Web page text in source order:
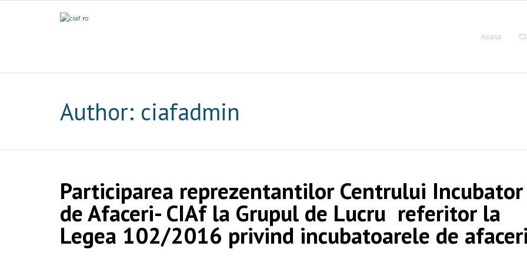
Acasa
Author: ciafadmin
Participarea reprezentantilor Centrului Incubator
de Afaceri- CIAf la Grupul de Lucru referitor la
Legea 102/2016 privind incubatoarele de afaceri